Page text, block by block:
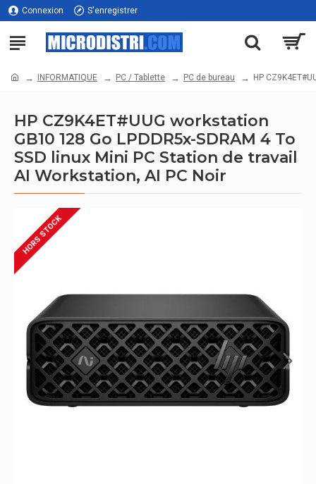
Connexion S'enregistrer
INFORMATIQUE PC / Tablette PC de bureau HP
HP CZ9K4ET#UUG workstation
GB10 128 Go LPDDR5x-SDRAM 4 To
SSD linux Mini PC Station de travail
AI Workstation, AI PC Noir
HORS STOCK